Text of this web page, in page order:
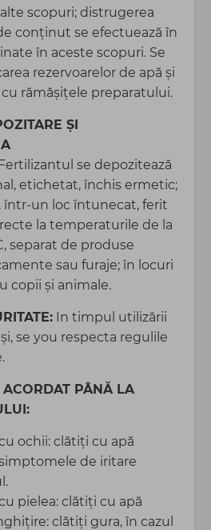
scopuri; distrugerea
conţinut se efectuează în
în aceste scopuri. Se
rezervoarelor de apă şi
rămăşiţele preparatului.
ȘI
se depozitează
etichetat, închis ermetic;
într-un loc întunecat, ferit
la temperaturile de la
separat de produse
sau furaje; în locuri
copii şi animale.
In timpul utilizării
se you respecta regulile
PÂNĂ LA
ochii: clătiți cu apă
de iritare
pielea: clătiți cu apă
clătiți gura, în cazul